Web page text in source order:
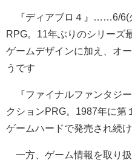
『ディアブロ４』……6/6(
RPG。11年ぶりのシリーズ
ゲームデザインに加え、オ
うです
『ファイナルファンタジ
クションPRG。1987年に第
ゲームハードで発売され続
一方、ゲーム情報を取り